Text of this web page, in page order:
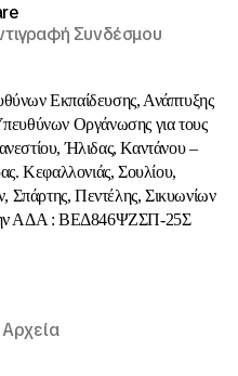
Συνδέσμου
Εκπαίδευσης, Ανάπτυξης
Οργάνωσης για τους
Ήλιδας, Καντάνου –
Κεφαλλονιάς, Σουλίου,
Πεντέλης, Σικυωνίων
ΑΔΑ : ΒΕΔ846ΨΖΣΠ-25Σ